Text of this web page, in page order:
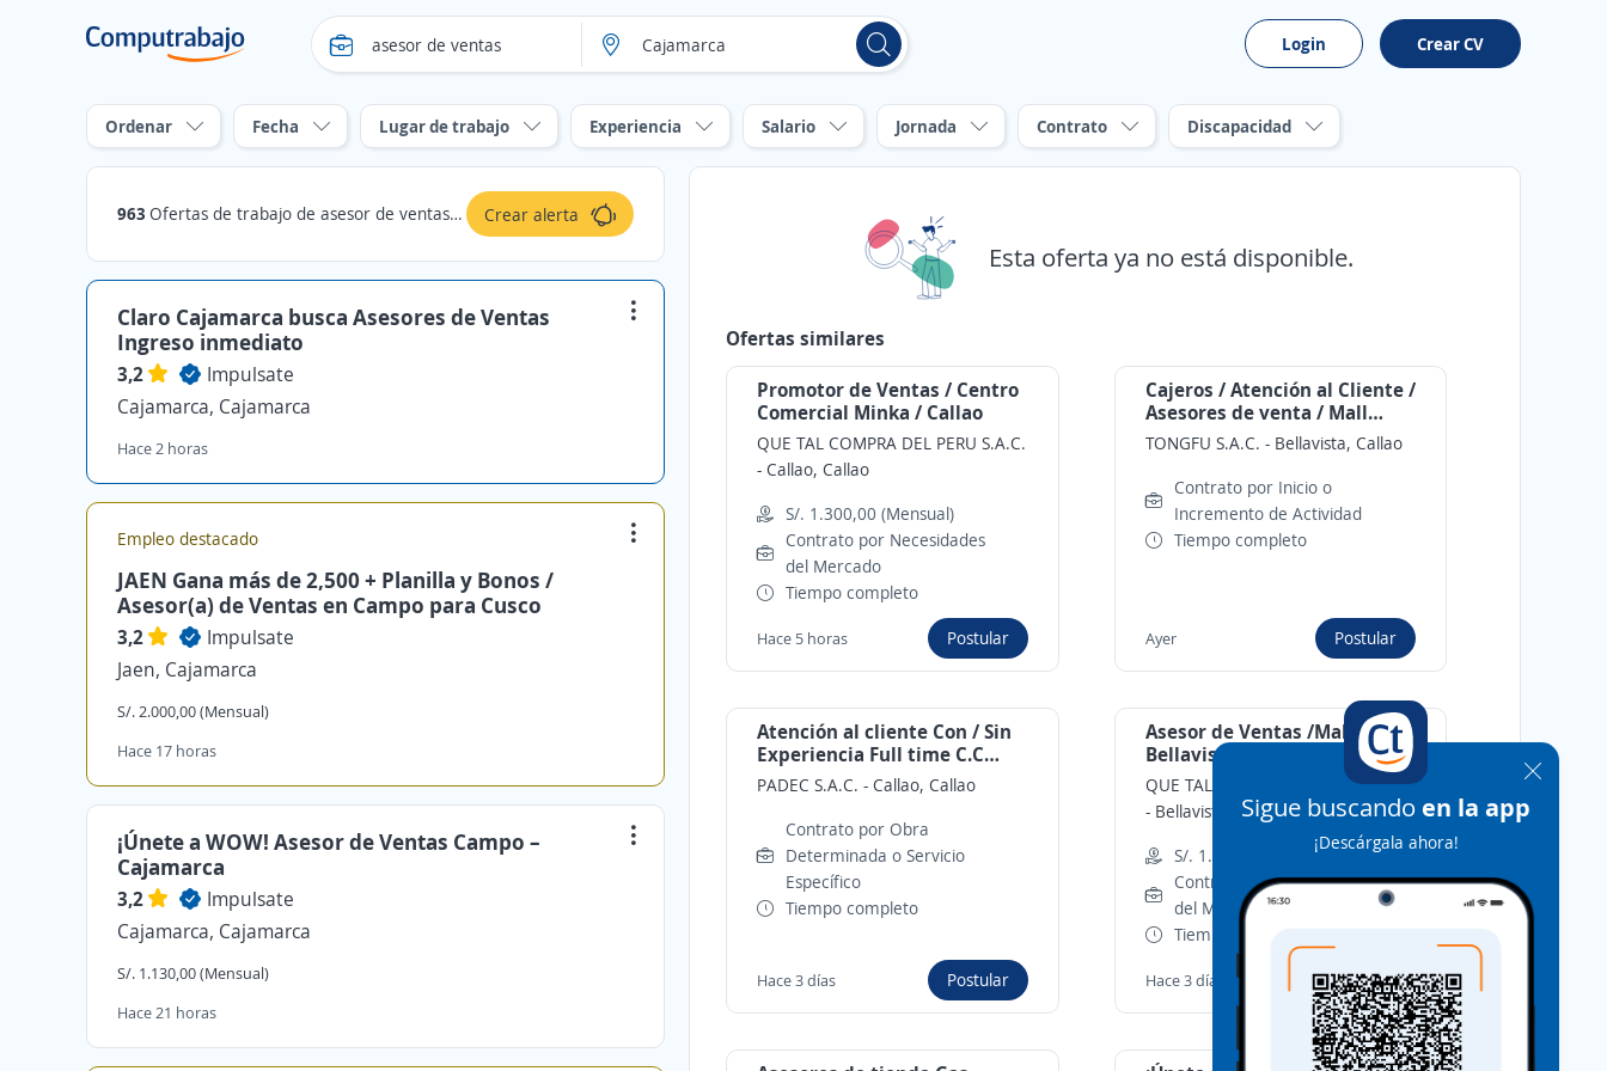
Login Crear CV
Ordenar Fecha Lugar de trabajo Experiencia Salario Jornada Contrato Discapacidad
963 Ofertas de trabajo de asesor de ventas en Cajamarca Crear alerta
Claro Cajamarca busca Asesores de Ventas
Ingreso inmediato
3,2
Impulsate
Cajamarca, Cajamarca
Hace 2 horas
Empleo destacado
JAEN Gana más de 2,500 + Planilla y Bonos /
Asesor(a) de Ventas en Campo para Cusco
3,2
Impulsate
Jaen, Cajamarca
S/. 2.000,00 (Mensual)
Hace 17 horas
¡Únete a WOW! Asesor de Ventas Campo –
Cajamarca
3,2
Impulsate
Cajamarca, Cajamarca
S/. 1.130,00 (Mensual)
Hace 21 horas
Sigue buscando en la app
¡Descárgala ahora!
Esta oferta ya no está disponible.
Ofertas similares
Promotor de Ventas / Centro
Comercial Minka / Callao
QUE TAL COMPRA DEL PERU S.A.C.
-Callao, Callao
S/. 1.300,00 (Mensual)
Contrato por Necesidades
del Mercado
Tiempo completo
Hace 5 horas Postular
Cajeros / Atención al Cliente /
Asesores de venta / Mall
Plaza Bellavista
TONGFU S.A.C. - Bellavista, Callao
Contrato por Inicio o
Incremento de Actividad
Tiempo completo
Ayer Postular
Atención al cliente Con / Sin
Experiencia Full time C.C
Minka
PADEC S.A.C. -Callao, Callao
Contrato por Obra
Determinada o Servicio
Específico
Tiempo completo
Hace 3 días Postular
Asesor de Ventas /Mall Plaza
Bellavista / Tecnologia
QUE TAL COMPRA DEL PERU S.A.C.
- Bellavista, Callao
S/. 1.300,00 (Mensual)
Contrato por Necesidades
del Mercado
Tiempo completo
Hace 3 días Postular